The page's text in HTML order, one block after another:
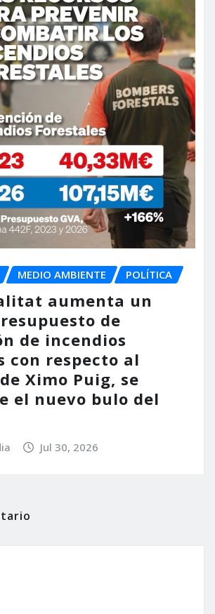
MEDIO AMBIENTE POLÍTICA
aumenta un
de
de incendios
con respecto al
Ximo Puig, se
el nuevo bulo del
Jul 30, 2026